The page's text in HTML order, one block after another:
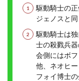
駆動騎士の
ジェノスと
駆動騎士は
士の殺戮兵
会側にはボ
他、ネオヒ
フォイ博士